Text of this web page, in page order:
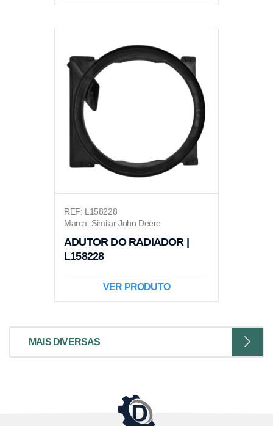
REF: L158228
Marca: Similar John Deere
ADUTOR DO RADIADOR |
L158228
VER PRODUTO
MAIS DIVERSAS